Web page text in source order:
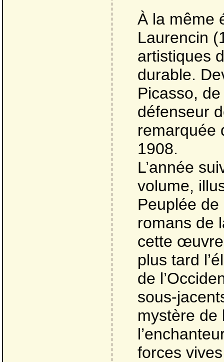
À la même
Laurencin
artistiques
durable.
Picasso,
défenseur
remarquée
1908.
L’année
volume,
Peuplée
romans de
cette
plus tard
de
sous-
mystère de
forces